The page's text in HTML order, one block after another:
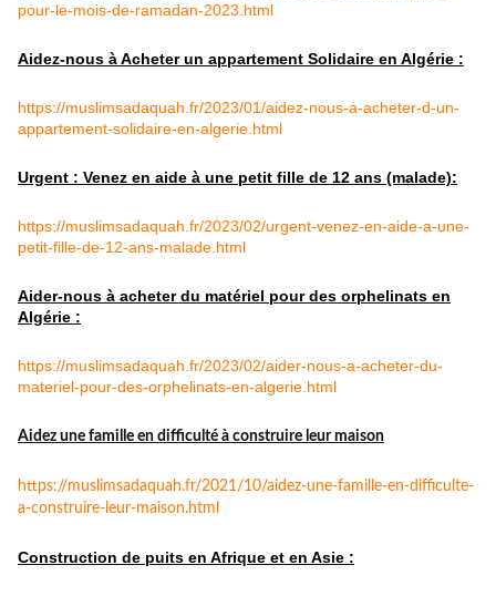
pour-le-mois-de-ramadan-2023.html
Aidez-nous à Acheter un appartement Solidaire en Algérie :
https://muslimsadaquah.fr/2023/01/aidez-nous-a-acheter-d-un-
appartement-solidaire-en-algerie.html
Urgent : Venez en aide à une petit fille de 12 ans (malade):
https://muslimsadaquah.fr/2023/02/urgent-venez-en-aide-a-une-
petit-fille-de-12-ans-malade.html
Aider-nous à acheter du matériel pour des orphelinats en
Algérie :
https://muslimsadaquah.fr/2023/02/aider-nous-a-acheter-du-
materiel-pour-des-orphelinats-en-algerie.html
Aidez une famille en difficulté à construire leur maison
https://muslimsadaquah.fr/2021/10/aidez-une-famille-en-difficulte-
a-construire-leur-maison.html
Construction de puits en Afrique et en Asie :